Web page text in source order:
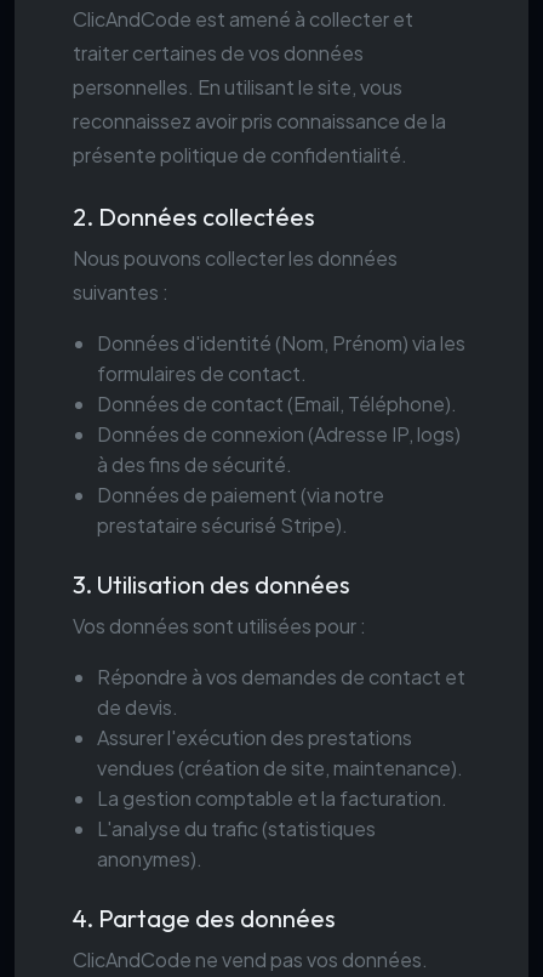
ClicAndCode est amené à collecter et
traiter certaines de vos données
personnelles. En utilisant le site, vous
reconnaissez avoir pris connaissance de la
présente politique de confidentialité.
2. Données collectées
Nous pouvons collecter les données
suivantes :
Données d'identité (Nom, Prénom) via les
formulaires de contact.
Données de contact (Email, Téléphone).
Données de connexion (Adresse IP, logs)
à des fins de sécurité.
Données de paiement (via notre
prestataire sécurisé Stripe).
3. Utilisation des données
Vos données sont utilisées pour :
Répondre à vos demandes de contact et
de devis.
Assurer l'exécution des prestations
vendues (création de site, maintenance).
La gestion comptable et la facturation.
L'analyse du trafic (statistiques
anonymes).
4. Partage des données
ClicAndCode ne vend pas vos données.